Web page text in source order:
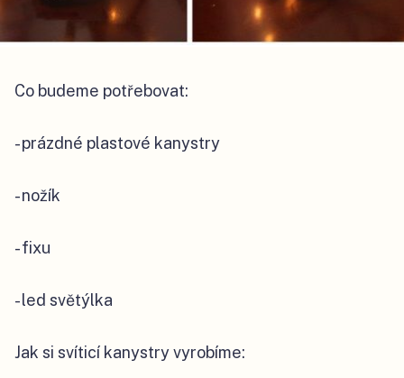
Co budeme potřebovat:
- prázdné plastové kanystry
- nožík
- fixu
- led světýlka
Jak si svíticí kanystry vyrobíme: